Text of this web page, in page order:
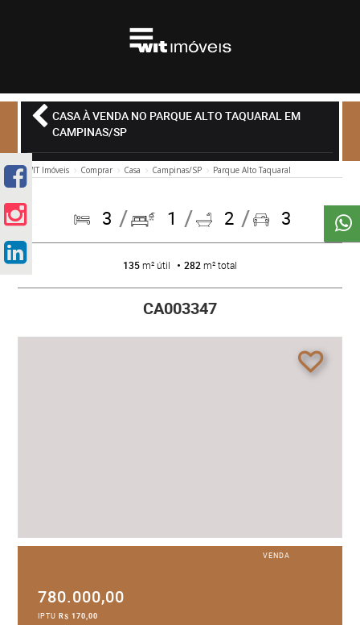
CASA À VENDA NO PARQUE ALTO TAQUARAL EM
CAMPINAS/SP
WIT Imóveis Comprar Casa Campinas/SP Parque Alto Taquaral
3 1 2 3
135m² útil 282 m² total
CA003347
VENDA
780.000,00
IPTUR$ 170,00